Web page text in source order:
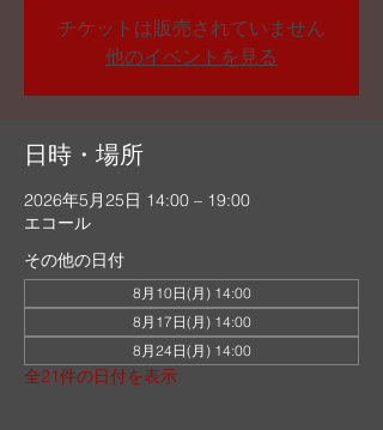
チケットは販売されていません
他のイベントを見る
日時・場所
2026年5月25日 14:00 – 19:00
エコール
その他の日付
8月10日(月) 14:00
8月17日(月) 14:00
8月24日(月) 14:00
全21件の日付を表示